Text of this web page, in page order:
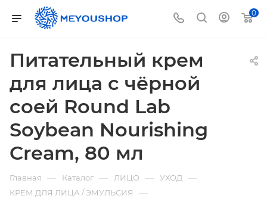
0
Питательный крем
для лица с чёрной
соей Round Lab
Soybean Nourishing
Cream, 80 мл
Главная — Каталог — ЛИЦО — УХОД —
КРЕМ ДЛЯ ЛИЦА / ЭМУЛЬСИЯ —